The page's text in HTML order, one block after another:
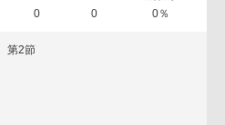
0 0 0％
第2節